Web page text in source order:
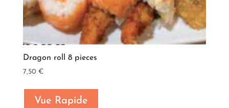
Dragon roll 8 pieces
7,50 €
Vue Rapide